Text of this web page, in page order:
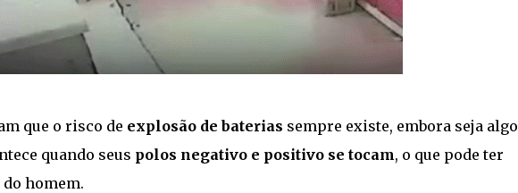
que o risco de explosão de baterias sempre existe, embora seja algo
quando seus polos negativo e positivo se tocam, o que pode ter
homem.